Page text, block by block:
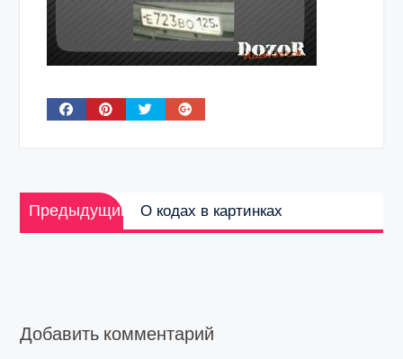
Навигация
по
записям
Предыдущий
Предыдущая
запись:
О кодах в картинках
Добавить комментарий